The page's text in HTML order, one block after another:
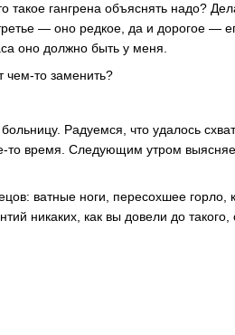
гангрена объяснять надо?
— оно редкое, да и дорогое —
оно должно быть у меня.
то заменить?
Радуемся, что удалось
то время. Следующим утром
ватные ноги, пересохшее горло,
никаких, как вы довели до такого,